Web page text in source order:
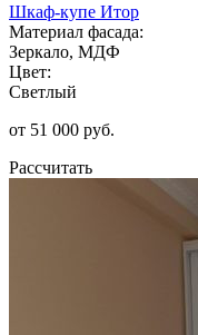
Шкаф-купе Итор
Материал фасада:
Зеркало, МДФ
Цвет:
Светлый
от 51 000 руб.
Рассчитать